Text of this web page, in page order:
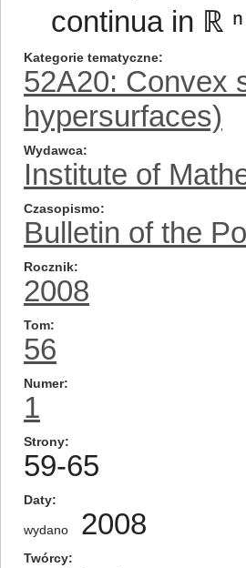
continua in ℝ
Kategorie tematyczne
52A20: Convex
hypersurfaces)
Wydawca
Institute of
Czasopismo
Bulletin of the
Rocznik
2008
Tom
56
Numer
1
Strony
59-65
Daty
wydano 2008
Twórcy